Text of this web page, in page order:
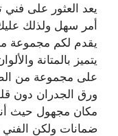
يعد العثور على
أمر سهل ولذلك
يقدم لكم مجموعة
يتميز بالمتانة
على مجموعة من
ورق الجدران دون
مكان مجهول حيث
ضمانات ولكن